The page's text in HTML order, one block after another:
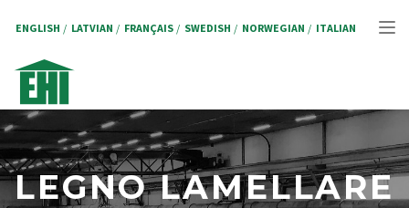
principale
ENGLISH LATVIAN FRANÇAIS SWEDISH NORWEGIAN ITALIAN
LEGNO LAMELLARE